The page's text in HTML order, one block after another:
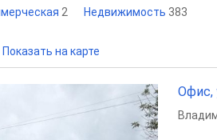
2 Недвижимость 383
Показать на карте
Офис,